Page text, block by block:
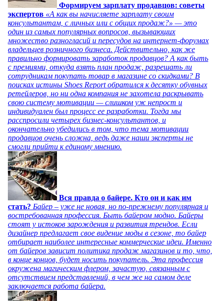
Формируем зарплату продавцов: советы
экспертов «А как вы начисляете зарплату своим
консультантам, с личных или с общих продаж?» — это
один из самых популярных вопросов, вызывающих
множество разногласий и пересудов на интернет-форумах
владельцев розничного бизнеса. Действительно, как же
правильно формировать заработок продавцов? А как быть
с премиями, откуда взять план продаж, разрешать ли
сотрудникам покупать товар в магазине со скидками? В
поисках истины Shoes Report обратился к десятку обувных
ретейлеров, но ни одна компания не захотела раскрывать
свою систему мотивации — слишком уж непрост и
индивидуален был процесс ее разработки. Тогда мы
расспросили четырех бизнес-консультантов, и
окончательно убедились в том, что тема мотивации
продавцов очень сложна, ведь даже наши эксперты не
смогли прийти к единому мнению.
Вся правда о байере. Кто он и как им
стать? Байер – уже не новая, но по-прежнему популярная и
востребованная профессия. Быть байером модно. Байеры
стоят у истоков зарождения и развития трендов. Если
дизайнер предлагает свое видение моды в сезоне, то байер
отбирает наиболее интересные коммерческие идеи. Именно
от байеров зависит политика продаж магазинов и то, что,
в конце концов, будет носить покупатель. Эта профессия
окружена магическим флером, зачастую, связанным с
отсутствием представлений, в чем же на самом деле
заключается работа байера.